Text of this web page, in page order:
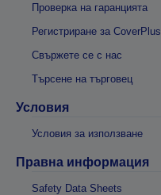
Проверка на гаранцията
Регистриране за CoverPlus
Свържете се с нас
Търсене на търговец
Условия
Условия за използване
Правна информация
Safety Data Sheets